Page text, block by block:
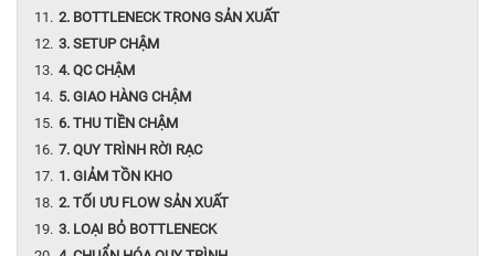
2. BOTTLENECK TRONG SẢN XUẤT
3. SETUP CHẬM
4. QC CHẬM
5. GIAO HÀNG CHẬM
6. THU TIỀN CHẬM
7. QUY TRÌNH RỜI RẠC
1. GIẢM TỒN KHO
2. TỐI ƯU FLOW SẢN XUẤT
3. LOẠI BỎ BOTTLENECK